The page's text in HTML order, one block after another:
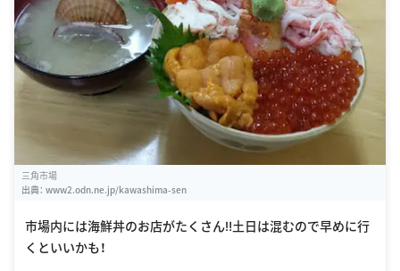
三角市場
出典： www2.odn.ne.jp/kawashima-sen
市場内には海鮮丼のお店がたくさん‼︎土日は混むので早めに行
くといいかも！